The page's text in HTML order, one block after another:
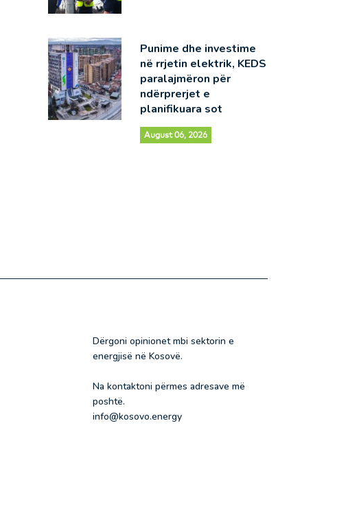
Punime dhe investime
në rrjetin elektrik, KEDS
paralajmëron për
ndërprerjet e
planifikuara sot
August 06, 2026
Dërgoni opinionet mbi sektorin e
energjisë në Kosovë.
Na kontaktoni përmes adresave më
poshtë.
info@kosovo.energy